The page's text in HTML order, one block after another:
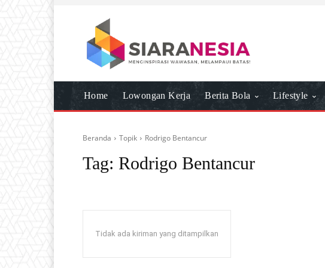
Home Lowongan Kerja Berita Bola Lifestyle
Beranda Topik Rodrigo Bentancur
Tag: Rodrigo Bentancur
Tidak ada kiriman yang ditampilkan